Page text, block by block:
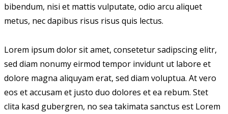
bibendum, nisi et mattis vulputate, odio arcu aliquet
metus, nec dapibus risus risus quis lectus.
Lorem ipsum dolor sit amet, consetetur sadipscing elitr,
sed diam nonumy eirmod tempor invidunt ut labore et
dolore magna aliquyam erat, sed diam voluptua. At vero
eos et accusam et justo duo dolores et ea rebum. Stet
clita kasd gubergren, no sea takimata sanctus est Lorem